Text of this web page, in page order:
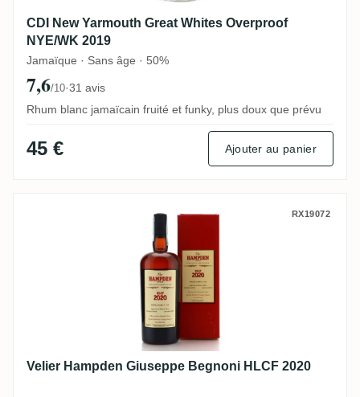
CDI New Yarmouth Great Whites Overproof
NYE/WK 2019
Jamaïque · Sans âge · 50%
7,6/10·31 avis
Rhum blanc jamaïcain fruité et funky, plus doux que prévu
45 € Ajouter au panier
Velier Hampden Giuseppe Begnoni HLCF
RX19072
Velier Hampden Giuseppe Begnoni HLCF 2020